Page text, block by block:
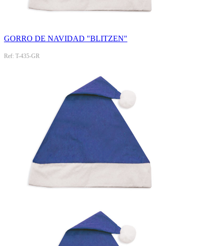
GORRO DE NAVIDAD "BLITZEN"
Ref: T-435-GR